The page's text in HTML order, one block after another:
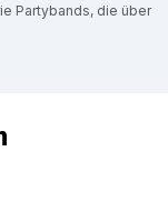
Partybands, die über